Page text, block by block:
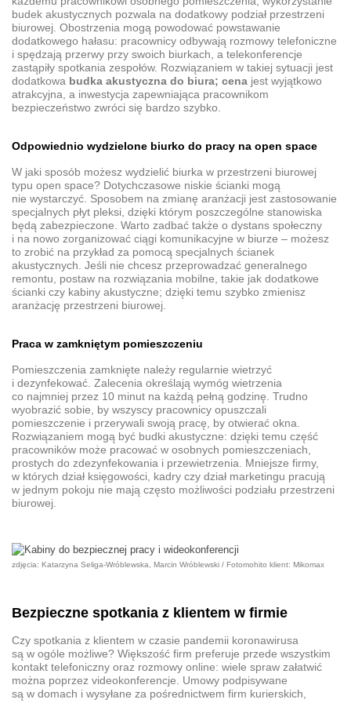
budek akustycznych pozwala na dodatkowy podział przestrzeni
biurowej. Obostrzenia mogą powodować powstawanie
dodatkowego hałasu: pracownicy odbywają rozmowy telefoniczne
i spędzają przerwy przy swoich biurkach, a telekonferencje
zastąpiły spotkania zespołów. Rozwiązaniem w takiej sytuacji jest
dodatkowa budka akustyczna do biura; cena jest wyjątkowo
atrakcyjna, a inwestycja zapewniająca pracownikom
bezpieczeństwo zwróci się bardzo szybko.
Odpowiednio wydzielone biurko do pracy na open space
W jaki sposób możesz wydzielić biurka w przestrzeni biurowej
typu open space? Dotychczasowe niskie ścianki mogą
nie wystarczyć. Sposobem na zmianę aranżacji jest zastosowanie
specjalnych płyt pleksi, dzięki którym poszczególne stanowiska
będą zabezpieczone. Warto zadbać także o dystans społeczny
i na nowo zorganizować ciągi komunikacyjne w biurze – możesz
to zrobić na przykład za pomocą specjalnych ścianek
akustycznych. Jeśli nie chcesz przeprowadzać generalnego
remontu, postaw na rozwiązania mobilne, takie jak dodatkowe
ścianki czy kabiny akustyczne; dzięki temu szybko zmienisz
aranżację przestrzeni biurowej.
Praca w zamkniętym pomieszczeniu
Pomieszczenia zamknięte należy regularnie wietrzyć
i dezynfekować. Zalecenia określają wymóg wietrzenia
co najmniej przez 10 minut na każdą pełną godzinę. Trudno
wyobrazić sobie, by wszyscy pracownicy opuszczali
pomieszczenie i przerywali swoją pracę, by otwierać okna.
Rozwiązaniem mogą być budki akustyczne: dzięki temu część
pracowników może pracować w osobnych pomieszczeniach,
prostych do zdezynfekowania i przewietrzenia. Mniejsze firmy,
w których dział księgowości, kadry czy dział marketingu pracują
w jednym pokoju nie mają często możliwości podziału przestrzeni
biurowej.
zdjęcia: Katarzyna Seliga-Wróblewska, Marcin Wróblewski / Fotomohito klient: Mikomax
Bezpieczne spotkania z klientem w firmie
Czy spotkania z klientem w czasie pandemii koronawirusa
są w ogóle możliwe? Większość firm preferuje przede wszystkim
kontakt telefoniczny oraz rozmowy online: wiele spraw załatwić
można poprzez videokonferencje. Umowy podpisywane
są w domach i wysyłane za pośrednictwem firm kurierskich,